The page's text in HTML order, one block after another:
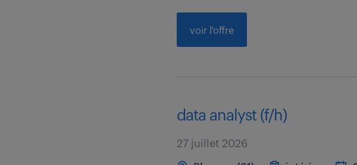
voir l'offre
data analyst (f/h)
27 juillet 2026